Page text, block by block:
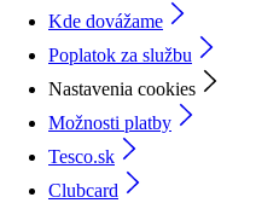
Kde dovážame
Poplatok za službu
Nastavenia cookies
Možnosti platby
Tesco.sk
Clubcard